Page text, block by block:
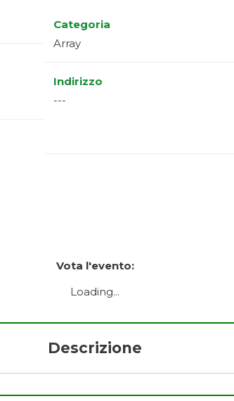
Categoria
Array
Indirizzo
---
Vota l'evento:
Loading...
Descrizione